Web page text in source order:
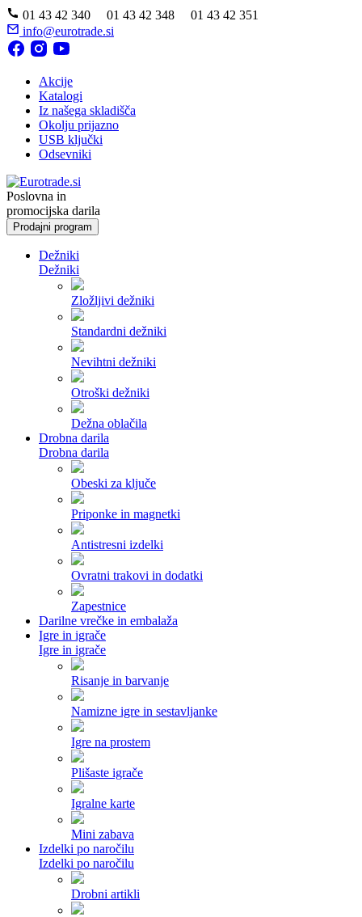
01 43 42 340 01 43 42 348 01 43 42 351
info@eurotrade.si
Akcije
Katalogi
Iz našega skladišča
Okolju prijazno
USB ključki
Odsevniki
Poslovna in
promocijska darila
Prodajni program
Dežniki
Dežniki
Zložljivi dežniki
Standardni dežniki
Nevihtni dežniki
Otroški dežniki
Dežna oblačila
Drobna darila
Drobna darila
Obeski za ključe
Priponke in magnetki
Antistresni izdelki
Ovratni trakovi in dodatki
Zapestnice
Darilne vrečke in embalaža
Igre in igrače
Igre in igrače
Risanje in barvanje
Namizne igre in sestavljanke
Igre na prostem
Plišaste igrače
Igralne karte
Mini zabava
Izdelki po naročilu
Izdelki po naročilu
Drobni artikli